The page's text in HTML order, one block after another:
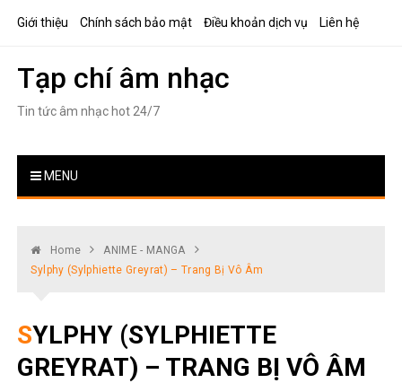
Giới thiệu Chính sách bảo mật Điều khoản dịch vụ Liên hệ
Tạp chí âm nhạc
Tin tức âm nhạc hot 24/7
MENU
Home
ANIME - MANGA
Sylphy (Sylphiette Greyrat) – Trang Bị Vô Âm
SYLPHY (SYLPHIETTE
GREYRAT) – TRANG BỊ VÔ ÂM